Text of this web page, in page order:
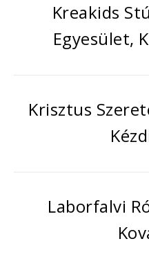
Kreakids
Egyesület,
Krisztus
Laborfalvi